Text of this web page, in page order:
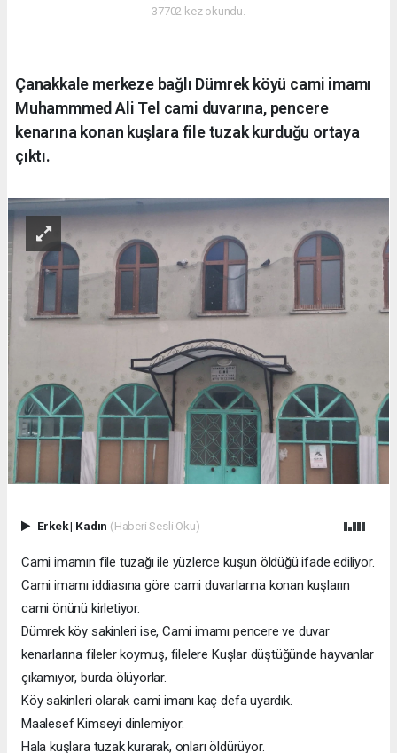
37702 kez okundu.
Çanakkale merkeze bağlı Dümrek köyü cami imamı
Muhammmed Ali Tel cami duvarına, pencere
kenarına konan kuşlara file tuzak kurduğu ortaya
çıktı.
Erkek| Kadın (Haberi Sesli Oku)
Cami imamın file tuzağı ile yüzlerce kuşun öldüğü ifade ediliyor.
Cami imamı iddiasına göre cami duvarlarına konan kuşların
cami önünü kirletiyor.
Dümrek köy sakinleri ise, Cami imamı pencere ve duvar
kenarlarına fileler koymuş, filelere Kuşlar düştüğünde hayvanlar
çıkamıyor, burda ölüyorlar.
Köy sakinleri olarak cami imanı kaç defa uyardık.
Maalesef Kimseyi dinlemiyor.
Hala kuşlara tuzak kurarak, onları öldürüyor.